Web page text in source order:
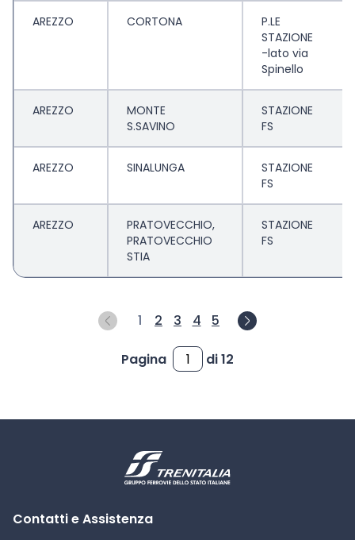
AREZZO CORTONA
P.LE
STAZIONE
-lato via
Spinello
AREZZO
MONTE
S.SAVINO
STAZIONE
FS
AREZZO SINALUNGA
STAZIONE
FS
AREZZO
PRATOVECCHIO,
PRATOVECCHIO
STIA
STAZIONE
FS
1 2 3 4 5
Pagina di 12
Contatti e Assistenza